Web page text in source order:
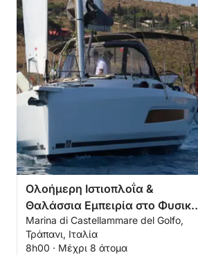
Ολοήμερη Ιστιοπλοΐα &
Θαλάσσια Εμπειρία στο Φυσικό
Καταφύγιο Zingaro
Marina di Castellammare del Golfo,
Τράπανι, Ιταλία
8h00 · Μέχρι 8 άτομα